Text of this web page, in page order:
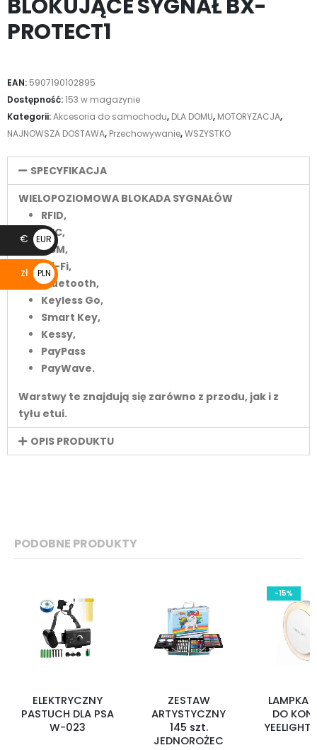
BLOKUJĄCE SYGNAŁ BX-
PROTECT1
EAN: 5907190102895
Dostępność:153 w magazynie
Kategorii:Akcesoria do samochodu, DLA DOMU, MOTORYZACJA,
NAJNOWSZA DOSTAWA, Przechowywanie,WSZYSTKO
SPECYFIKACJA
WIELOPOZIOMOWA BLOKADA SYGNAŁÓW
RFID,
NFC,
GSM,
Wi-Fi,
Bluetooth,
Keyless Go,
Smart Key,
Kessy,
PayPass
PayWave.
Warstwy te znajdują się zarówno z przodu, jak i z
tyłu etui.
OPIS PRODUKTU
PODOBNE PRODUKTY
ELEKTRYCZNY
PASTUCH DLA PSA
W-023
ZESTAW
ARTYSTYCZNY
145 szt.
JEDNOROŻEC
-15%
LAMPKA
DO
YEELIGHT
€
EUR
€
zł
PLN
zł